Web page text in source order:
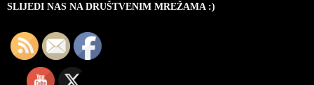
SLIJEDI NAS NA DRUŠTVENIM MREŽAMA :)